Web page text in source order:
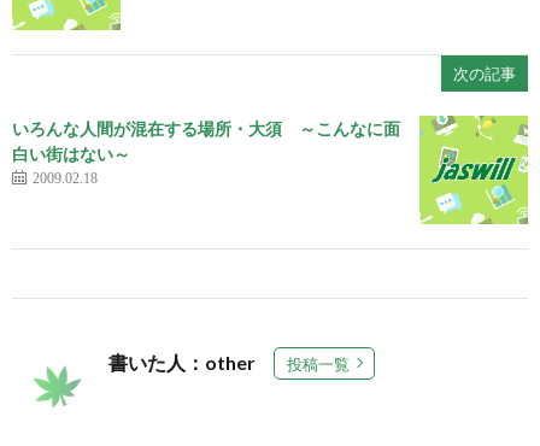
次の記事
いろんな人間が混在する場所・大須 ～こんなに面
白い街はない～
2009.02.18
書いた人：other 投稿一覧